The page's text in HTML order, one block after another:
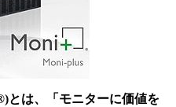
とは、「モニターに価値を